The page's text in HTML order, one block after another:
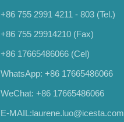
+86 755 2991 4211 - 803 (Tel.)
+86 755 29914210 (Fax)
+86 17665486066 (Cel)
WhatsApp: +86 17665486066
WeChat: +86 17665486066
E-MAIL:laurene.luo@icesta.com